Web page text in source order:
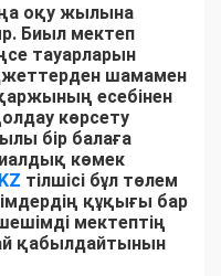
оқу жылына
Биыл мектеп
тауарларын
шамамен
есебінен
көрсету
бір балаға
көмек
тілшісі бұл төлем
құқығы бар
мектептің
қабылдайтынын